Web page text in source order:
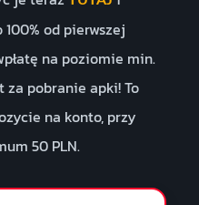
od pierwszej
na poziomie min.
za pobranie apki! To
na konto, przy
50 PLN.